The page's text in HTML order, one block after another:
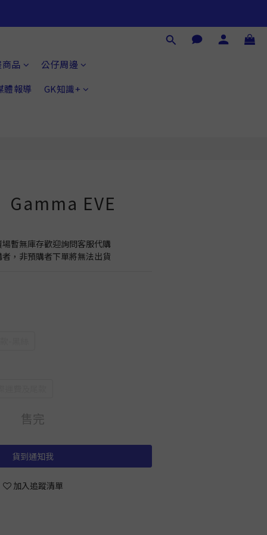
品
公仔周邊
體報導
GK知識+
Gamma EVE
暫無庫存歡迎詢問客服代購
，非預購者下單將無法出貨
售完
貨到通知我
加入追蹤清單